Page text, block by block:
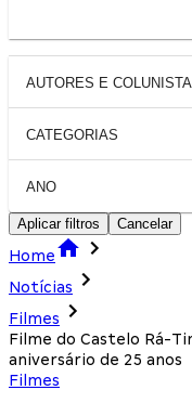
AUTORES E
CATEGORIAS
ANO
Aplicar filtros Cancelar
Home
Notícias
Filmes
Filme do Castelo Rá-
aniversário de 25 anos
Filmes